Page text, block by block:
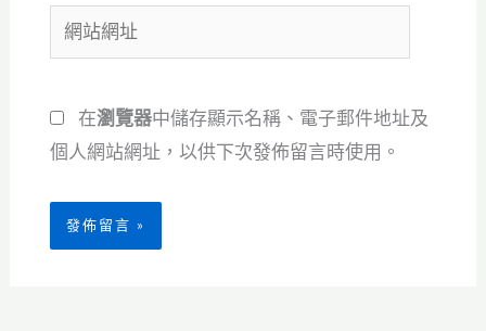
件
地
*
網
站
址
在瀏覽器中儲存顯示名稱、電子郵件地址及
個人網站網址，以供下次發佈留言時使用。